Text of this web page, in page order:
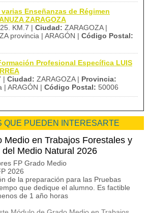
Enseñanzas de Régimen
ZARAGOZA
KM.7 | Ciudad: ZARAGOZA |
provincia | ARAGÓN | Código Postal:
Profesional Específica LUIS
| Ciudad: ZARAGOZA | Provincia:
| ARAGÓN | Código Postal: 50006
QUE PUEDEN INTERESARTE
Medio en Trabajos Forestales y
Medio Natural 2026
FP Grado Medio
2026
de la preparación para las Pruebas
que dedique el alumno. Es factible
de 1 año horas